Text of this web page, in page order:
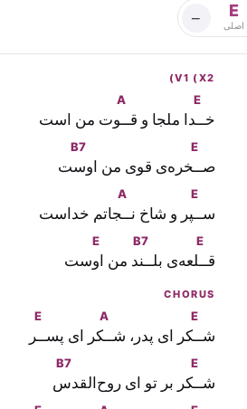
− E
اصلی
V1 (X2)
خـ
E
ـدا ملجا و قـ
A
ـوت من است
صـ
E
ـخره‌ى قوى من او
B7
ست
سـ
E
ـپر و شاخ نـ
A
ـجاتم خداست
قـ
E
ـلعه‌ى بلـ
B7
ـند من ا
E
وست
CHORUS
شـ
E
ـكر اى پدر، شـ
A
ـكر اى پسـ
E
ـر
شـ
E
ـكر بر تو اى روح‌القد
B7
س